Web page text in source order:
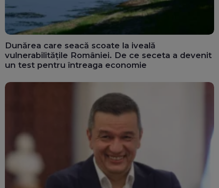
Dunărea care seacă scoate la iveală
vulnerabilitățile României. De ce seceta a devenit
un test pentru întreaga economie